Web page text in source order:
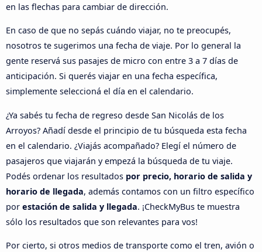
en las flechas para cambiar de dirección.
En caso de que no sepás cuándo viajar, no te preocupés,
nosotros te sugerimos una fecha de viaje. Por lo general la
gente reservá sus pasajes de micro con entre 3 a 7 días de
anticipación. Si querés viajar en una fecha específica,
simplemente seleccioná el día en el calendario.
¿Ya sabés tu fecha de regreso desde San Nicolás de los
Arroyos? Añadí desde el principio de tu búsqueda esta fecha
en el calendario. ¿Viajás acompañado? Elegí el número de
pasajeros que viajarán y empezá la búsqueda de tu viaje.
Podés ordenar los resultados por precio, horario de salida y
horario de llegada, además contamos con un filtro específico
por estación de salida y llegada. ¡CheckMyBus te muestra
sólo los resultados que son relevantes para vos!
Por cierto, si otros medios de transporte como el tren, avión o